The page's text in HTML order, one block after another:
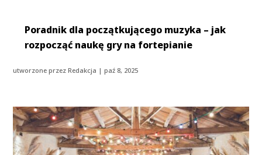
Poradnik dla początkującego muzyka – jak
rozpocząć naukę gry na fortepianie
utworzone przezRedakcja |paź 8, 2025